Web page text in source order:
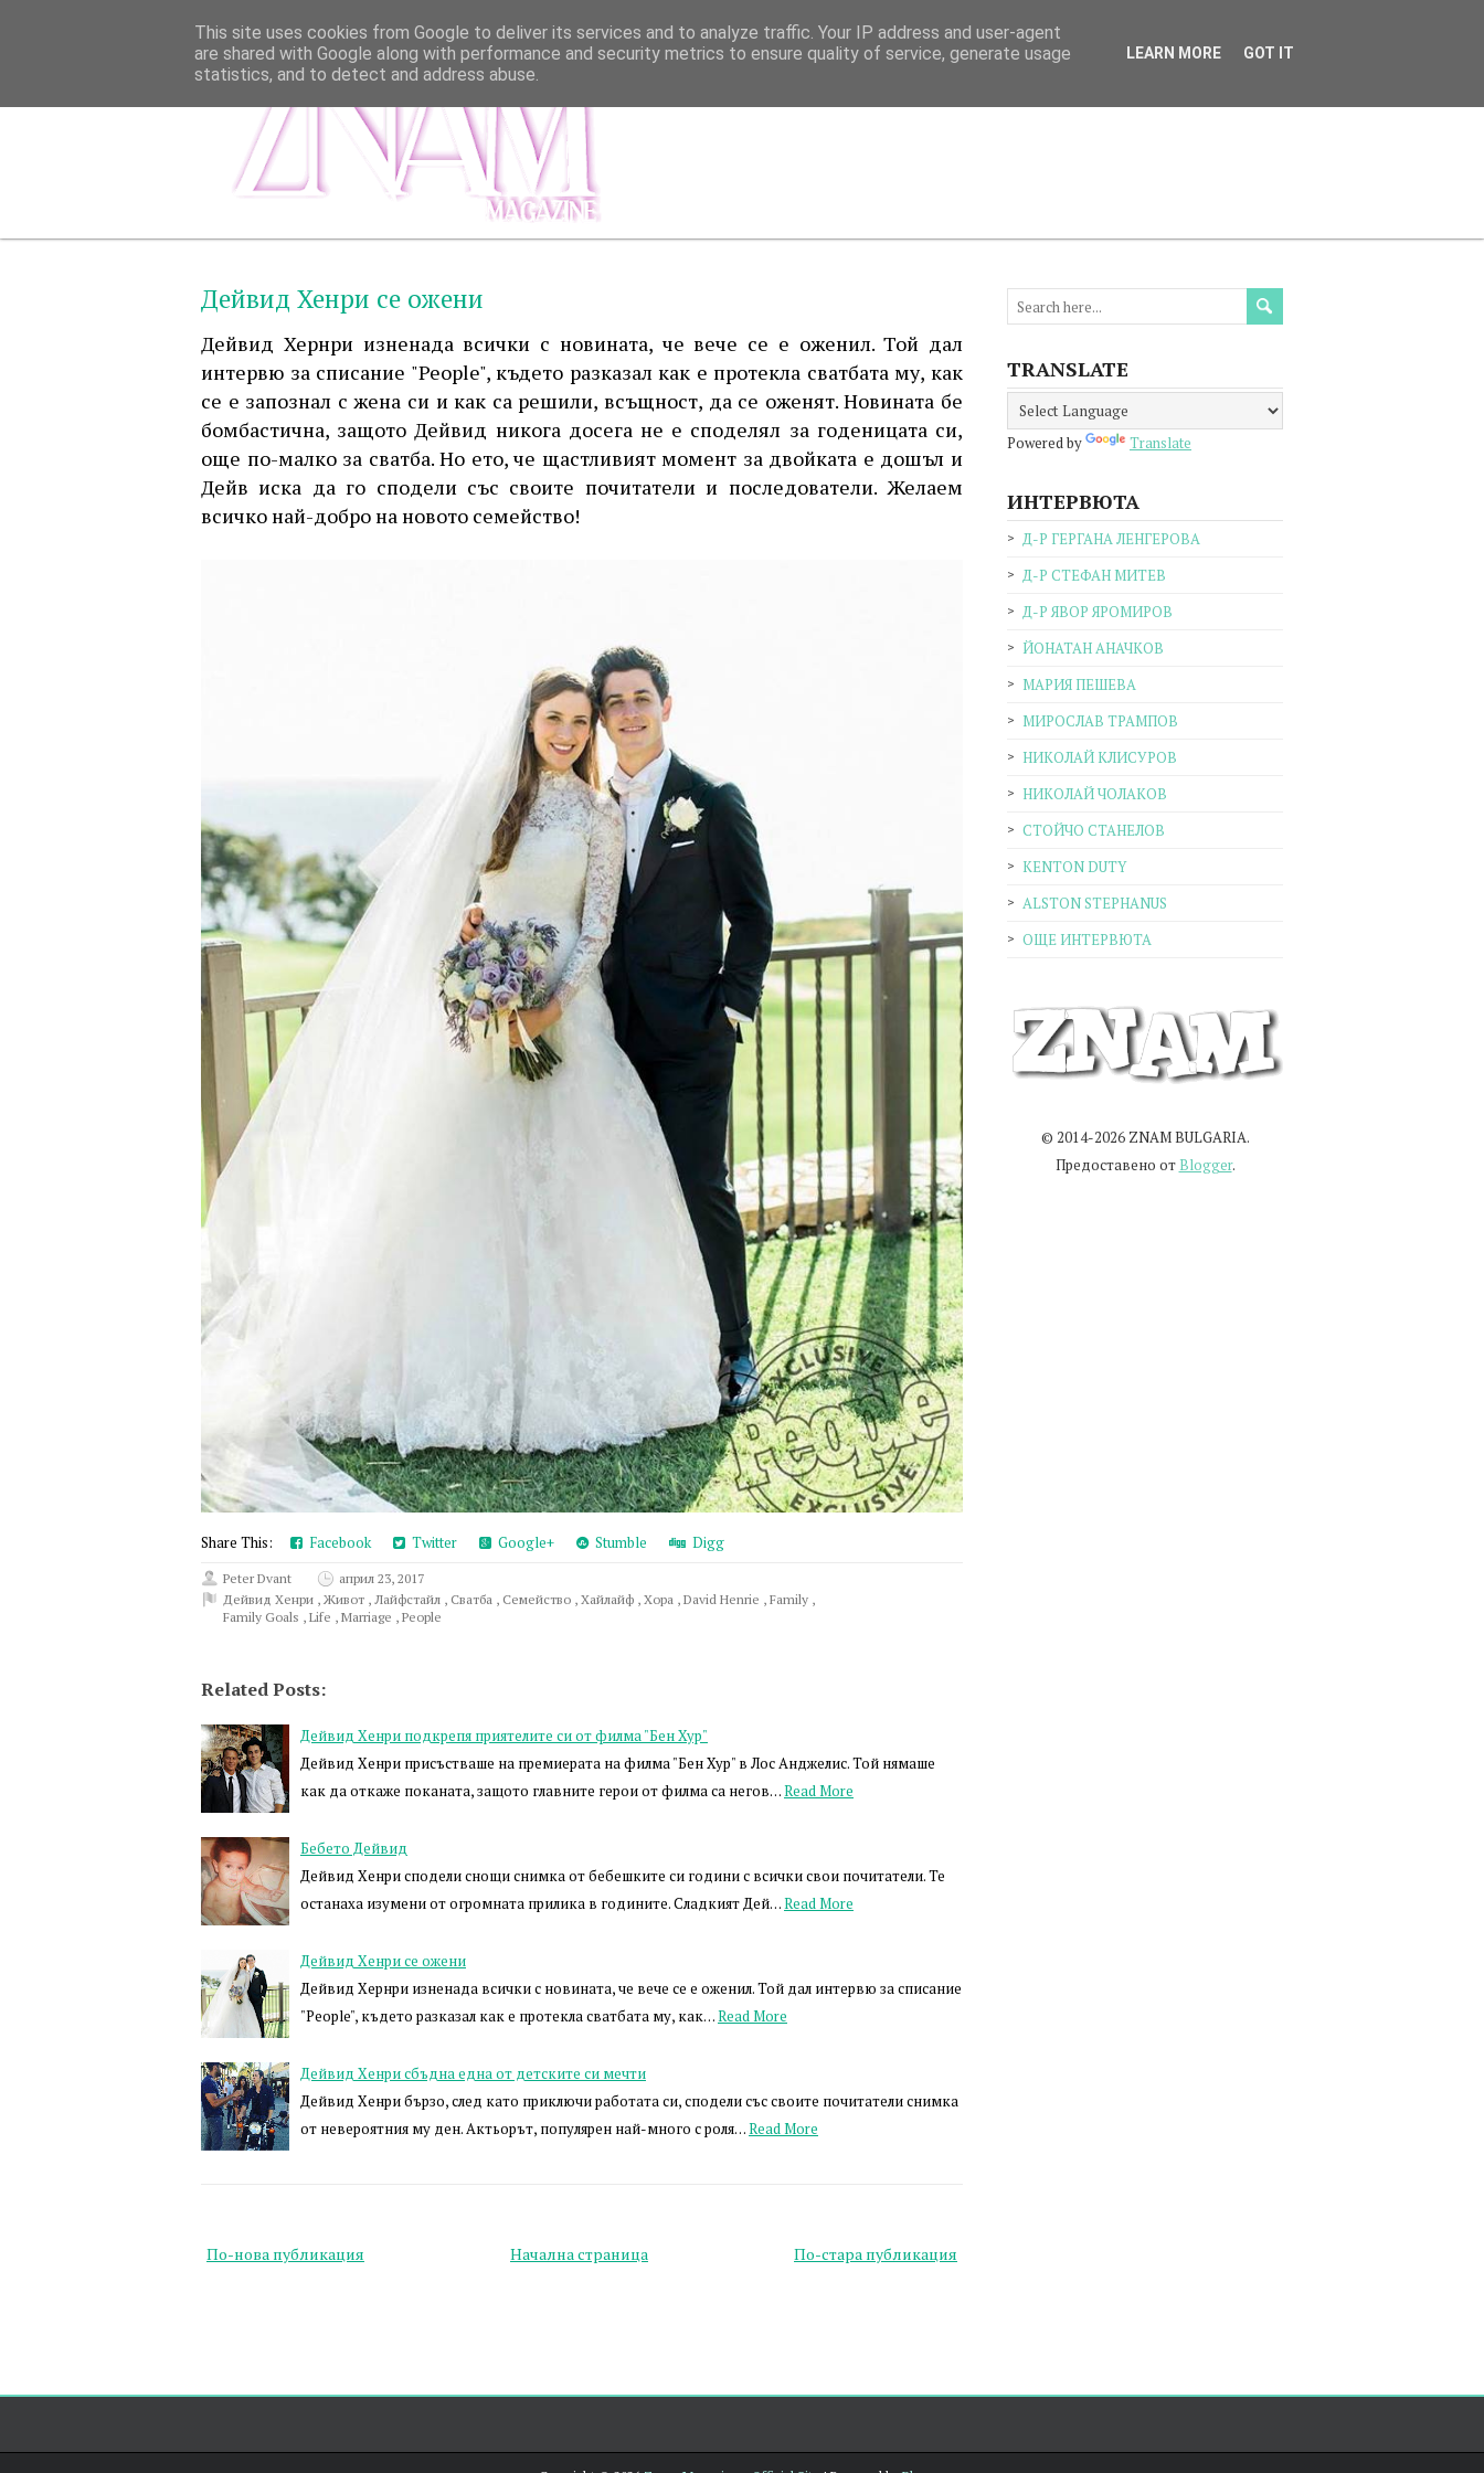
Дейвид Хенри се ожени
Дейвид Хернри изненада всички с новината, че вече се е оженил. Той дал
интервю за списание "People", където разказал как е протекла сватбата му, как
се е запознал с жена си и как са решили, всъщност, да се оженят. Новината бе
бомбастична, защото Дейвид никога досега не е споделял за годеницата си,
още по-малко за сватба. Но ето, че щастливият момент за двойката е дошъл и
Дейв иска да го сподели със своите почитатели и последователи. Желаем
всичко най-добро на новото семейство!
Share This: Facebook Twitter Google+ Stumble Digg
Peter Dvant
април 23, 2017
Дейвид Хенри , Живот , Лайфстайл , Сватба , Семейство , Хайлайф , Хора , David Henrie , Family ,
Family Goals , Life , Marriage , People
Related Posts:
Дейвид Хенри подкрепя приятелите си от филма "Бен Хур"
Дейвид Хенри присъстваше на премиерата на филма "Бен Хур" в Лос Анджелис. Той нямаше
как да откаже поканата, защото главните герои от филма са негов…Read More
Бебето Дейвид
Дейвид Хенри сподели снощи снимка от бебешките си години с всички свои почитатели. Те
останаха изумени от огромната прилика в годините. Сладкият Дей…Read More
Дейвид Хенри се ожени
Дейвид Хернри изненада всички с новината, че вече се е оженил. Той дал интервю за списание
"People", където разказал как е протекла сватбата му, как…Read More
Дейвид Хенри сбъдна една от детските си мечти
Дейвид Хенри бързо, след като приключи работата си, сподели със своите почитатели снимка
от невероятния му ден. Актьорът, популярен най-много с роля…Read More
По-нова публикация По-стара публикация
Начална страница
TRANSLATE
Powered by Translate
ИНТЕРВЮТА
Д-Р ГЕРГАНА ЛЕНГЕРОВА
Д-Р СТЕФАН МИТЕВ
Д-Р ЯВОР ЯРОМИРОВ
ЙОНАТАН АНАЧКОВ
МАРИЯ ПЕШЕВА
МИРОСЛАВ ТРАМПОВ
НИКОЛАЙ КЛИСУРОВ
НИКОЛАЙ ЧОЛАКОВ
СТОЙЧО СТАНЕЛОВ
KENTON DUTY
ALSTON STEPHANUS
ОЩЕ ИНТЕРВЮТА
© 2014-2026 ZNAM BULGARIA.
Предоставено от Blogger.
This site uses cookies from Google to deliver its services and to analyze traffic. Your IP address and user-agent
are shared with Google along with performance and security metrics to ensure quality of service, generate usage
statistics, and to detect and address abuse.
LEARN MORE GOT IT